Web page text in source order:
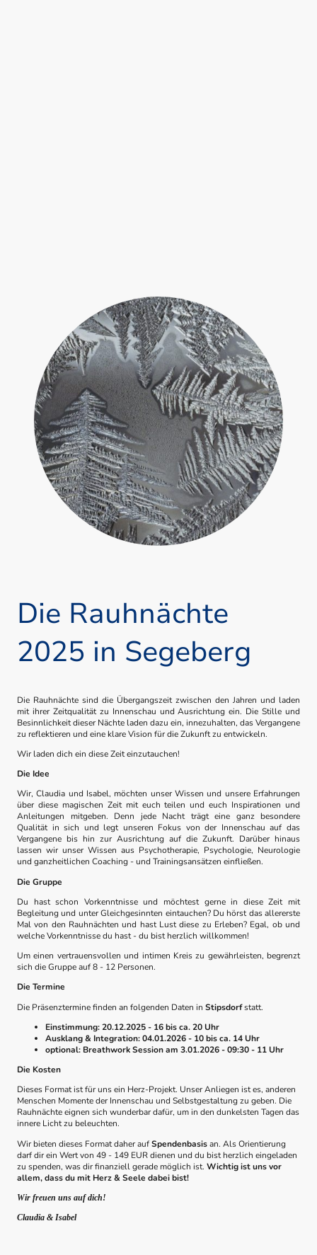
Die Rauhnächte
2025 in Segeberg
Die Rauhnächte sind die Übergangszeit zwischen den Jahren und laden
mit ihrer Zeitqualität zu Innenschau und Ausrichtung ein. Die Stille und
Besinnlichkeit dieser Nächte laden dazu ein, innezuhalten, das Vergangene
zu reflektieren und eine klare Vision für die Zukunft zu entwickeln.
Wir laden dich ein diese Zeit einzutauchen!
Die Idee
Wir, Claudia und Isabel, möchten unser Wissen und unsere Erfahrungen
über diese magischen Zeit mit euch teilen und euch Inspirationen und
Anleitungen mitgeben. Denn jede Nacht trägt eine ganz besondere
Qualität in sich und legt unseren Fokus von der Innenschau auf das
Vergangene bis hin zur Ausrichtung auf die Zukunft. Darüber hinaus
lassen wir unser Wissen aus Psychotherapie, Psychologie, Neurologie
und ganzheitlichen Coaching - und Trainingsansätzen einfließen.
Die Gruppe
Du hast schon Vorkenntnisse und möchtest gerne in diese Zeit mit
Begleitung und unter Gleichgesinnten eintauchen? Du hörst das allererste
Mal von den Rauhnächten und hast Lust diese zu Erleben? Egal, ob und
welche Vorkenntnisse du hast - du bist herzlich willkommen!
Um einen vertrauensvollen und intimen Kreis zu gewährleisten, begrenzt
sich die Gruppe auf 8 - 12 Personen.
Die Termine
Die Präsenztermine finden an folgenden Daten in Stipsdorfstatt.
Einstimmung: 20.12.2025 - 16 bis ca. 20 Uhr
Ausklang & Integration: 04.01.2026 - 10 bis ca. 14 Uhr
optional: Breathwork Session am 3.01.2026 - 09:30 - 11 Uhr
Die Kosten
Dieses Format ist für uns ein Herz-Projekt. Unser Anliegen ist es, anderen
Menschen Momente der Innenschau und Selbstgestaltung zu geben. Die
Rauhnächte eignen sich wunderbar dafür, um in den dunkelsten Tagen das
innere Licht zu beleuchten.
Wir bieten dieses Format daher aufSpendenbasisan. Als Orientierung
darf dir ein Wert von 49 - 149 EUR dienen und du bist herzlich eingeladen
zu spenden, was dir finanziell gerade möglich ist. Wichtig ist uns vor
allem, dass du mit Herz & Seele dabei bist!
Wir freuen uns auf dich!
Claudia & Isabel